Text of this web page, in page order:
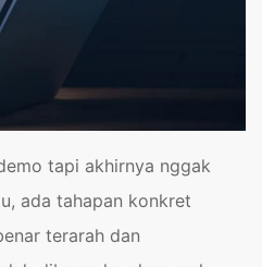
tapi akhirnya nggak
ada tahapan konkret
terarah dan